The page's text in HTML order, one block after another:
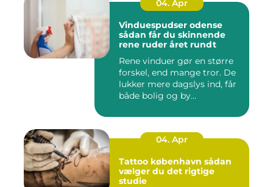
04. Apr
Vinduespudser odense
sådan får du skinnende
rene ruder året rundt
Rene vinduer gør en større
forskel, end mange tror. De
lukker mere dagslys ind, får
både bolig og by...
04. Apr
Tattoo københavn sådan
vælger du det rigtige
studie